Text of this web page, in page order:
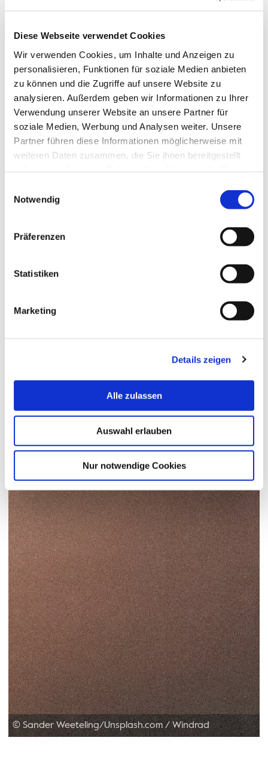
Diese Webseite verwendet Cookies
Wir verwenden Cookies, um Inhalte und Anzeigen zu
personalisieren, Funktionen für soziale Medien anbieten
zu können und die Zugriffe auf unsere Website zu
analysieren. Außerdem geben wir Informationen zu Ihrer
Verwendung unserer Website an unsere Partner für
soziale Medien, Werbung und Analysen weiter. Unsere
Partner führen diese Informationen möglicherweise mit
weiteren Daten zusammen, die Sie ihnen bereitgestellt
Notwendig
Präferenzen
Statistiken
Marketing
Details zeigen
Alle zulassen
Auswahl erlauben
Nur notwendige Cookies
© Sander Weeteling/Unsplash.com/Windrad